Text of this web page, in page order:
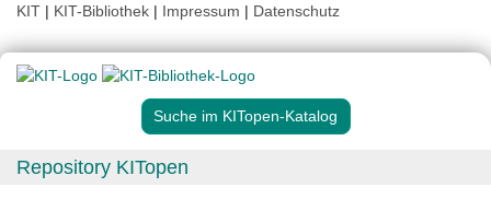
KIT | KIT-Bibliothek | Impressum | Datenschutz
Suche im KITopen-Katalog
Repository KITopen